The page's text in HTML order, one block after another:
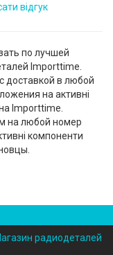
відгук
по лучшей
Importtime.
доставкой в любой
на активні
Importtime.
на любой номер
компоненти
радиодеталей